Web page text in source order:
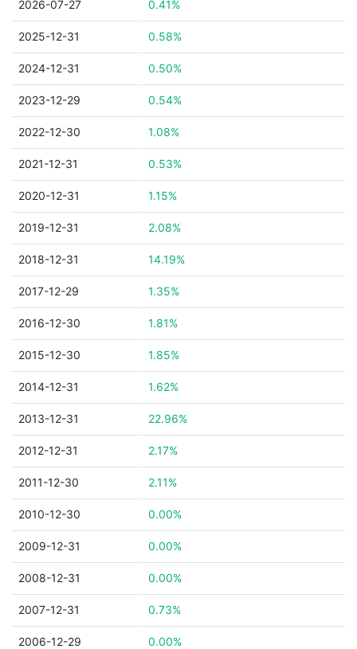
2026-07-27 0.41%
2025-12-31 0.58%
2024-12-31 0.50%
2023-12-29 0.54%
2022-12-30 1.08%
2021-12-31 0.53%
2020-12-31 1.15%
2019-12-31 2.08%
2018-12-31 14.19%
2017-12-29 1.35%
2016-12-30 1.81%
2015-12-30 1.85%
2014-12-31 1.62%
2013-12-31 22.96%
2012-12-31 2.17%
2011-12-30 2.11%
2010-12-30 0.00%
2009-12-31 0.00%
2008-12-31 0.00%
2007-12-31 0.73%
2006-12-29 0.00%